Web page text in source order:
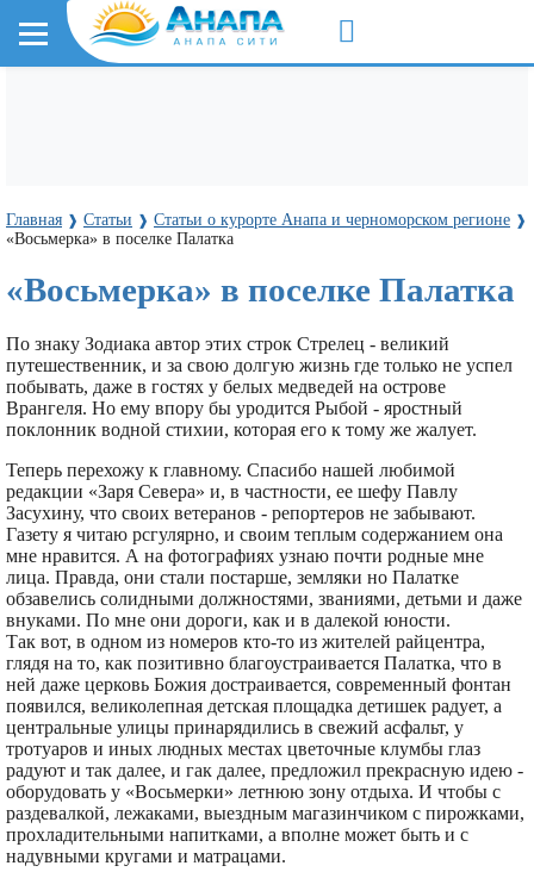
Главная ❱ Статьи ❱ Статьи о курорте Анапа и черноморском регионе ❱
«Восьмерка» в поселке Палатка
«Восьмерка» в поселке Палатка
Пo знаку Зодиака автор этих строк Стрелец - великий
путешественник, и за свою долгую жизнь где только не успел
побывать, даже в гостях у белых медведей на острове
Врангеля. Но ему впору бы уродится Рыбой - яростный
поклонник водной стихии, которая его к тому же жалует.
Теперь перехожу к главному. Спасибо нашей любимой
редакции «Заря Севера» и, в частности, ее шефу Павлу
Засухину, что своих ветеранов - репортеров не забывают.
Газету я читаю рсгулярно, и своим теплым содержанием она
мне нравится. А на фотографиях узнаю почти родные мне
лица. Правда, они стали постарше, земляки но Палатке
обзавелись солидными должностями, званиями, детьми и даже
внуками. По мне они дороги, как и в далекой юности.
Так вот, в одном из номеров кто-то из жителей райцентра,
глядя на то, как позитивно благоустраивается Палатка, что в
ней даже церковь Божия достраивается, современный фонтан
появился, великолепная детская площадка детишек радует, а
центральные улицы принарядились в свежий асфальт, у
тротуаров и иных людных местах цветочные клумбы глаз
радуют и так далее, и гак далее, предложил прекрасную идею -
оборудовать у «Восьмерки» летнюю зону отдыха. И чтобы с
раздевалкой, лежаками, выездным магазинчиком с пирожками,
прохладительными напитками, а вполне может быть и с
надувными кругами и матрацами.